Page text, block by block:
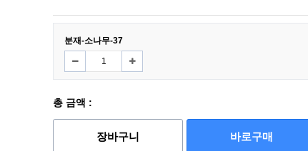
분재-소나무-37
총 금액 :
장바구니 바로구매